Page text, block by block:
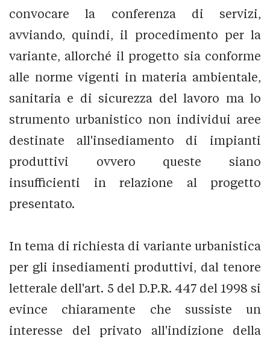
convocare la conferenza di servizi,
avviando, quindi, il procedimento per la
variante, allorché il progetto sia conforme
alle norme vigenti in materia ambientale,
sanitaria e di sicurezza del lavoro ma lo
strumento urbanistico non individui aree
destinate all'insediamento di impianti
produttivi ovvero queste siano
insufficienti in relazione al progetto
presentato.
In tema di richiesta di variante urbanistica
per gli insediamenti produttivi, dal tenore
letterale dell'art. 5 del D.P.R. 447 del 1998 si
evince chiaramente che sussiste un
interesse del privato all'indizione della